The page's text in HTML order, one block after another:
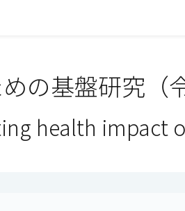
の基盤研究（
health impact